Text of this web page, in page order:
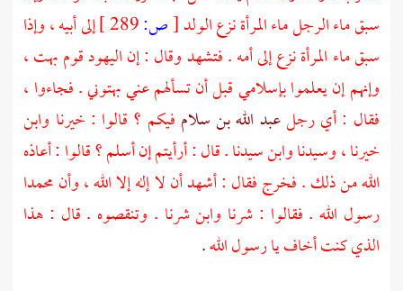
سبق ماء الرجل ماء المرأة نزع الولد[ص:
إلى أبيه ، وإذا
سبق ماء المرأة نزع إلى أمه . فتشهد وقال : إناليهودقوم بهت ،
وإنهم إن يعلموا بإسلامي قبل أن تسألهم عني بهتوني . فجاءوا ،
فقال : أي رجلعبد الله بن سلام فيكم ؟ قالوا : خيرنا وابن
خيرنا ، وسيدنا وابن سيدنا . قال : أرأيتم إن أسلم ؟ قالوا : أعاذه
الله من ذلك . فخرج فقال : أشهد أن لا إله إلا الله ، وأنمحمدا
رسول الله . فقالوا : شرنا وابن شرنا . وتنقصوه . قال : هذا
الذي كنت أخاف يا رسول الله.